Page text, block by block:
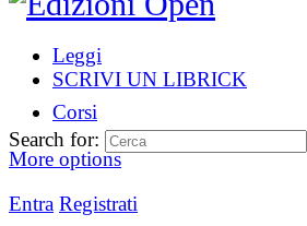
Leggi
SCRIVI UN LIBRICK
Corsi
More options
Entra Registrati
Search for: